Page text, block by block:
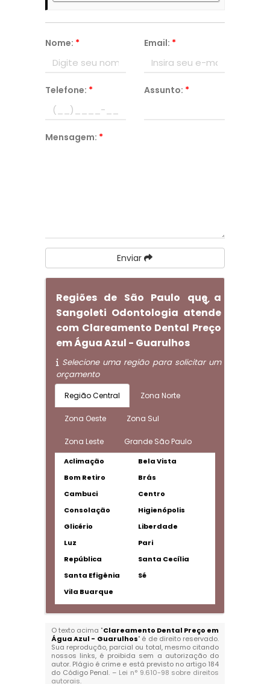
Nome: * Email: *
Telefone: * Assunto: *
Mensagem: *
Enviar
Regiões de São Paulo que a
Sangoleti Odontologia atende
com Clareamento Dental Preço
em Água Azul - Guarulhos
Selecione uma região para solicitar um
orçamento
Região Central Zona Norte
Zona Oeste Zona Sul
Zona Leste Grande São Paulo
Aclimação
Bela Vista
Bom Retiro
Brás
Cambuci
Centro
Consolação
Higienópolis
Glicério
Liberdade
Luz
Pari
República
Santa Cecília
Santa Efigênia
Sé
Vila Buarque
O texto acima "Clareamento Dental Preço em
Água Azul - Guarulhos" é de direito reservado.
Sua reprodução, parcial ou total, mesmo citando
nossos links, é proibida sem a autorização do
autor. Plágio é crime e está previsto no artigo 184
do Código Penal. – Lei n° 9.610-98 sobre direitos
autorais.